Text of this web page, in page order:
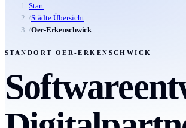
Start
/Städte Übersicht
/Oer-Erkenschwick
STANDORT OER-ERKENSCHWICK